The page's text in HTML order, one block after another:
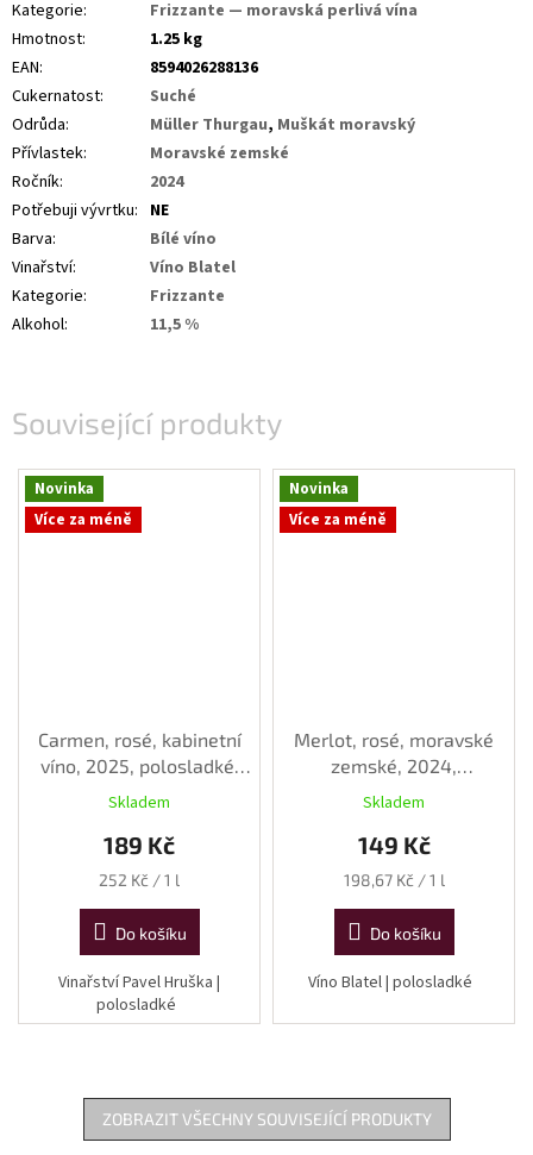
Související produkty
Novinka
Více za méně
Carmen, rosé, kabinetní
víno, 2025, polosladké,
0,75 l
Skladem
189 Kč
Měrná
252 Kč / 1 l
Do košíku
Vinařství Pavel Hruška |
polosladké
Novinka
Více za méně
Merlot, rosé, moravské
zemské, 2024,
polosladké, 0,75 l
Skladem
149 Kč
Měrná
198,67 Kč / 1 l
Do košíku
Víno Blatel | polosladké
ZOBRAZIT VŠECHNY SOUVISEJÍCÍ PRODUKTY
Kategorie:
Frizzante — moravská perlivá vína
Hmotnost:
1.25 kg
EAN:
8594026288136
Cukernatost:
Suché
Odrůda: Müller Thurgau, Muškát moravský
Přívlastek:
Moravské zemské
Ročník:
2024
Potřebuji vývrtku: NE
Barva:
Bílé víno
Vinařství:
Víno Blatel
Kategorie:
Frizzante
Alkohol: 11,5 %